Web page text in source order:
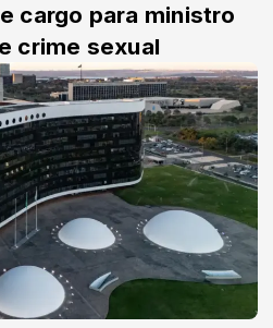
cargo para ministro
crime sexual